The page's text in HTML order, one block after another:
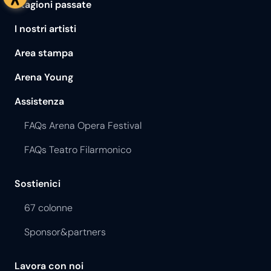
Stagioni passate
I nostri artisti
Area stampa
Arena Young
Assistenza
FAQs Arena Opera Festival
FAQs Teatro Filarmonico
Sostienici
67 colonne
Sponsor&partners
Lavora con noi